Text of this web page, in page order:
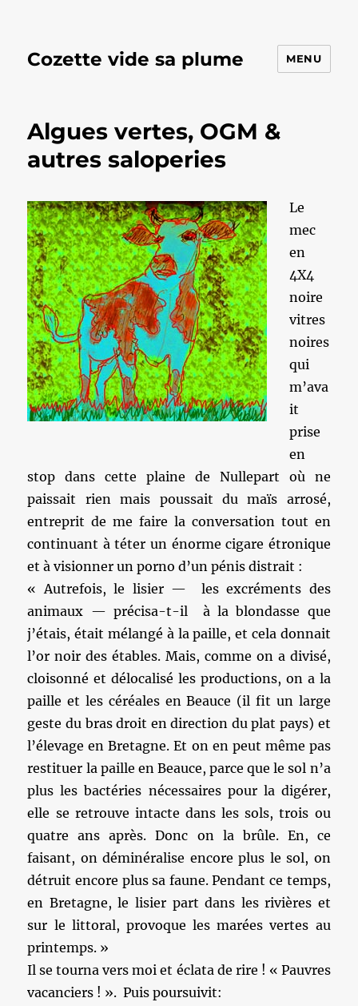
Cozette vide sa plume MENU
Algues vertes, OGM &
autres saloperies
Le
mec
en
4X4
noire
vitres
noires
qui
m’ava
it
prise
en
stop dans cette plaine de Nullepart où ne
paissait rien mais poussait du maïs arrosé,
entreprit de me faire la conversation tout en
continuant à téter un énorme cigare étronique
et à visionner un porno d’un pénis distrait :
« Autrefois, le lisier — les excréments des
animaux — précisa-t-il à la blondasse que
j’étais, était mélangé à la paille, et cela donnait
l’or noir des étables. Mais, comme on a divisé,
cloisonné et délocalisé les productions, on a la
paille et les céréales en Beauce (il fit un large
geste du bras droit en direction du plat pays) et
l’élevage en Bretagne. Et on en peut même pas
restituer la paille en Beauce, parce que le sol n’a
plus les bactéries nécessaires pour la digérer,
elle se retrouve intacte dans les sols, trois ou
quatre ans après. Donc on la brûle. En, ce
faisant, on déminéralise encore plus le sol, on
détruit encore plus sa faune. Pendant ce temps,
en Bretagne, le lisier part dans les rivières et
sur le littoral, provoque les marées vertes au
printemps. »
Il se tourna vers moi et éclata de rire ! « Pauvres
vacanciers ! ». Puis poursuivit: